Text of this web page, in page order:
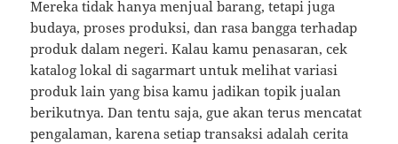
Mereka tidak hanya menjual barang, tetapi juga
budaya, proses produksi, dan rasa bangga terhadap
produk dalam negeri. Kalau kamu penasaran, cek
katalog lokal di sagarmart untuk melihat variasi
produk lain yang bisa kamu jadikan topik jualan
berikutnya. Dan tentu saja, gue akan terus mencatat
pengalaman, karena setiap transaksi adalah cerita